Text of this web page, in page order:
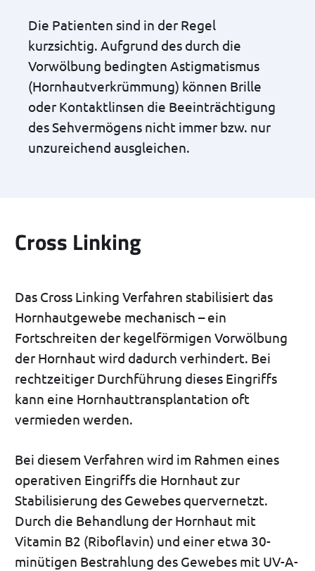
Die Patienten sind in der Regel
kurzsichtig. Aufgrund des durch die
Vorwölbung bedingten Astigmatismus
(Hornhautverkrümmung) können Brille
oder Kontaktlinsen die Beeinträchtigung
des Sehvermögens nicht immer bzw. nur
unzureichend ausgleichen.
Cross Linking
Das Cross Linking Verfahren stabilisiert das
Hornhautgewebe mechanisch – ein
Fortschreiten der kegelförmigen Vorwölbung
der Hornhaut wird dadurch verhindert. Bei
rechtzeitiger Durchführung dieses Eingriffs
kann eine Hornhauttransplantation oft
vermieden werden.
Bei diesem Verfahren wird im Rahmen eines
operativen Eingriffs die Hornhaut zur
Stabilisierung des Gewebes quervernetzt.
Durch die Behandlung der Hornhaut mit
Vitamin B2 (Riboflavin) und einer etwa 30-
minütigen Bestrahlung des Gewebes mit UV-A-